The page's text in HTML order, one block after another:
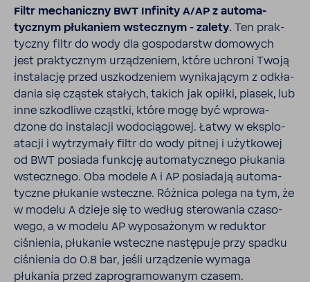
Filtr mecha­niczny BWT Infi­nity A/AP z auto­ma­
tycznym płuka­niem wstecznym - zalety. Ten prak­
tyczny filtr do wody dla gospo­darstw domo­wych
jest prak­tycznym urzą­dze­niem, które uchroni Twoją
insta­lację przed uszko­dze­niem wyni­ka­jącym z odkła­
dania się cząstek stałych, takich jak opiłki, piasek, lub
inne szko­dliwe cząstki, które mogę być wpro­wa­
dzone do insta­lacji wodo­cią­gowej. Łatwy w eksplo­
atacji i wytrzy­mały filtr do wody pitnej i użyt­kowej
od BWT posiada funkcję auto­ma­tycz­nego płukania
wstecz­nego. Oba modele A i AP posia­dają auto­ma­
tyczne płukanie wsteczne. Różnica polega na tym, że
w modelu A dzieje się to według stero­wania czaso­
wego, a w modelu AP wypo­sa­żonym w reduktor
ciśnienia, płukanie wsteczne nastę­puje przy spadku
ciśnienia do 0.8 bar, jeśli urzą­dzenie wymaga
płukania przed zapro­gra­mo­wanym czasem.